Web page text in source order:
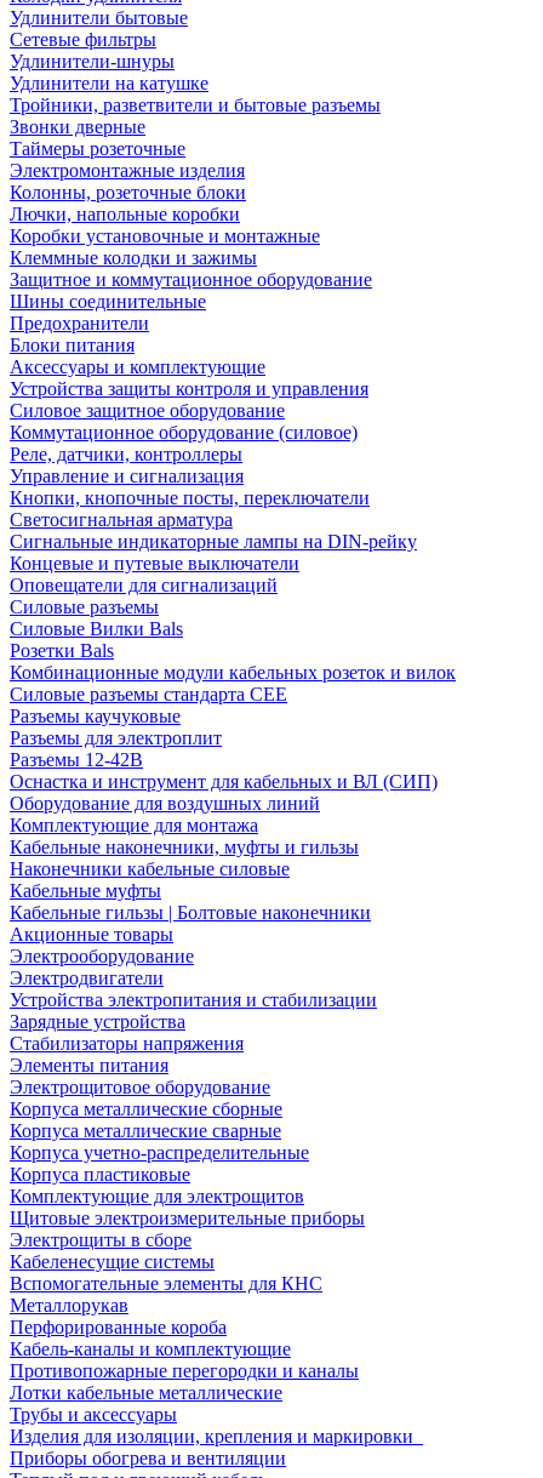
Удлинители бытовые
Сетевые фильтры
Удлинители-шнуры
Удлинители на катушке
Тройники, разветвители и бытовые разъемы
Звонки дверные
Таймеры розеточные
Электромонтажные изделия
Колонны, розеточные блоки
Лючки, напольные коробки
Коробки установочные и монтажные
Клеммные колодки и зажимы
Защитное и коммутационное оборудование
Шины соединительные
Предохранители
Блоки питания
Аксессуары и комплектующие
Устройства защиты контроля и управления
Силовое защитное оборудование
Коммутационное оборудование (силовое)
Реле, датчики, контроллеры
Управление и сигнализация
Кнопки, кнопочные посты, переключатели
Светосигнальная арматура
Сигнальные индикаторные лампы на DIN-рейку
Концевые и путевые выключатели
Оповещатели для сигнализаций
Силовые разъемы
Силовые Вилки Bals
Розетки Bals
Комбинационные модули кабельных розеток и вилок
Силовые разъемы стандарта CEE
Разъемы каучуковые
Разъемы для электроплит
Разъемы 12-42В
Оснастка и инструмент для кабельных и ВЛ (СИП)
Оборудование для воздушных линий
Комплектующие для монтажа
Кабельные наконечники, муфты и гильзы
Наконечники кабельные силовые
Кабельные муфты
Кабельные гильзы | Болтовые наконечники
Акционные товары
Электрооборудование
Электродвигатели
Устройства электропитания и стабилизации
Зарядные устройства
Стабилизаторы напряжения
Элементы питания
Электрощитовое оборудование
Корпуса металлические сборные
Корпуса металлические сварные
Корпуса учетно-распределительные
Корпуса пластиковые
Комплектующие для электрощитов
Щитовые электроизмерительные приборы
Электрощиты в сборе
Кабеленесущие системы
Вспомогательные элементы для КНС
Металлорукав
Перфорированные короба
Кабель-каналы и комплектующие
Противопожарные перегородки и каналы
Лотки кабельные металлические
Трубы и аксессуары
Изделия для изоляции, крепления и маркировки
Приборы обогрева и вентиляции